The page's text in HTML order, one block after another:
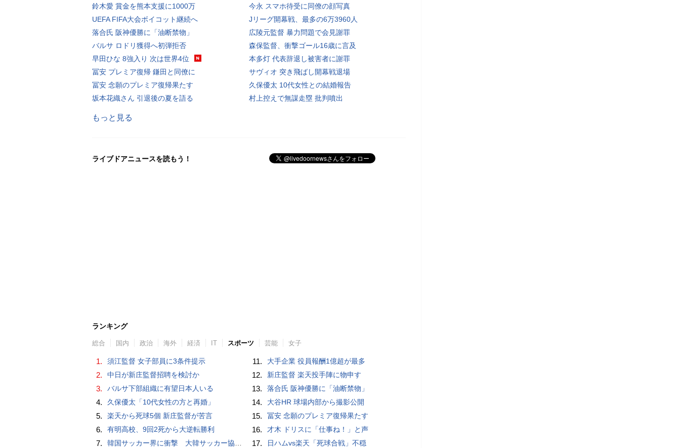
鈴木愛 賞金を熊本支援に1000万
UEFA FIFA大会ボイコット継続へ
落合氏 阪神優勝に「油断禁物」
バルサ ロドリ獲得へ初弾拒否
早田ひな 8強入り 次は世界4位
冨安 プレミア復帰 鎌田と同僚に
冨安 念願のプレミア復帰果たす
坂本花織さん 引退後の夏を語る
今永 スマホ待受に同僚の顔写真
Jリーグ開幕戦、最多の6万3960人
広陵元監督 暴力問題で会見謝罪
森保監督、衝撃ゴール16歳に言及
本多灯 代表辞退し被害者に謝罪
サヴィオ 突き飛ばし開幕戦退場
久保優太 10代女性との結婚報告
村上控えで無謀走塁 批判噴出
もっと見る
ライブドアニュースを読もう！
ランキング
総合 国内 政治 海外 経済 IT スポーツ 芸能 女子
1. 須江監督 女子部員に3条件提示
2. 中日が新庄監督招聘を検討か
3. バルサ下部組織に有望日本人いる
4. 久保優太「10代女性の方と再婚」
5. 楽天から死球5個 新庄監督が苦言
6. 有明高校、9回2死から大逆転勝利
7. 韓国サッカー界に衝撃 大韓サッカー協会に外国人審判への“性的接待”疑惑 韓国メディアが報道
11. 大手企業 役員報酬1億超が最多
12. 新庄監督 楽天投手陣に物申す
13. 落合氏 阪神優勝に「油断禁物」
14. 大谷HR 球場内部から撮影公開
15. 冨安 念願のプレミア復帰果たす
16. 才木 ドリスに「仕事ね！」と声
17. 日ハムvs楽天「死球合戦」不穏